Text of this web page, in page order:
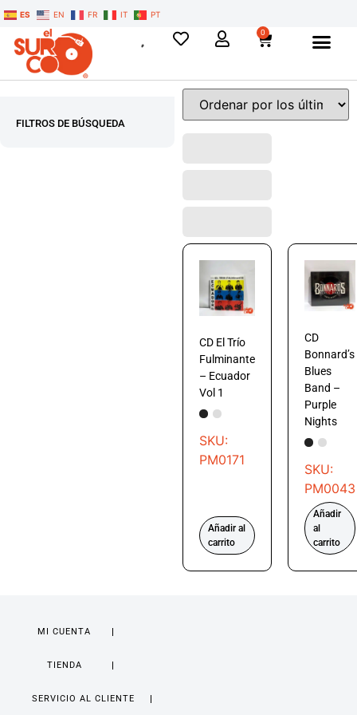
ES EN FR IT PT
0
FILTROS DE BÚSQUEDA
CD El Trío
Fulminante
– Ecuador
Vol 1
SKU:
PM0171
Añadir al
carrito
CD
Bonnard’s
Blues
Band –
Purple
Nights
SKU:
PM0043
Añadir
al
carrito
MI CUENTA
TIENDA
SERVICIO AL CLIENTE